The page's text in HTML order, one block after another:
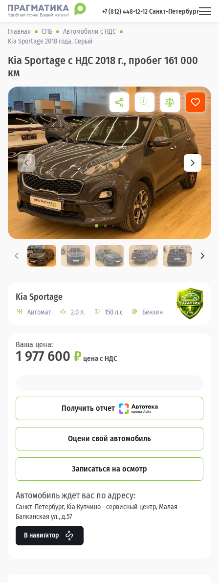
+7 (812) 448-12-12 Санкт-Петербург
Главная СПБ
Автомобили с НДС
Kia Sportage 2018 года, Серый
Kia Sportage с НДС 2018 г., пробег 161 000
км
Kia Sportage
Автомат 2.0 л. 150 л.с Бензин
Ваша цена:
1 977 600 ₽ цена с НДС
Получить отчет
Оцени свой автомобиль
Записаться на осмотр
Автомобиль ждет вас по адресу:
Санкт-Петербург, Kia Купчино - сервисный центр, Малая
Балканская ул., д.57
В навигатор